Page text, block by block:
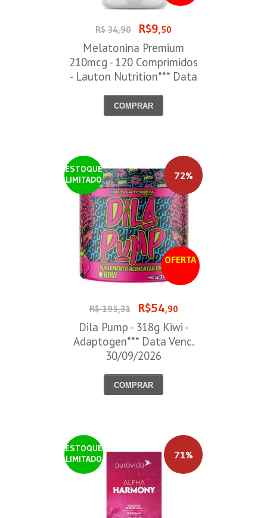
R$ 34,90 R$9,50
Melatonina Premium
210mcg - 120 Comprimidos
- Lauton Nutrition*** Data
COMPRAR
ESTOQUE
LIMITADO
OFERTA
72%
R$ 195,31 R$54,90
Dila Pump - 318g Kiwi -
Adaptogen*** Data Venc.
30/09/2026
COMPRAR
ESTOQUE
LIMITADO
71%